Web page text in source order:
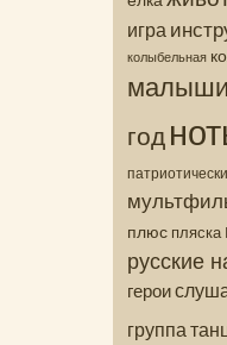
игра
колыбельная
малыши
год
плюс пляска
русские
герои
группа